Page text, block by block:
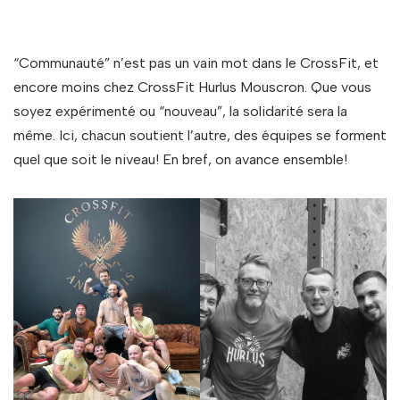
“Communauté” n’est pas un vain mot dans le CrossFit, et
encore moins chez CrossFit Hurlus Mouscron. Que vous
soyez expérimenté ou “nouveau”, la solidarité sera la
même. Ici, chacun soutient l’autre, des équipes se forment
quel que soit le niveau! En bref, on avance ensemble!